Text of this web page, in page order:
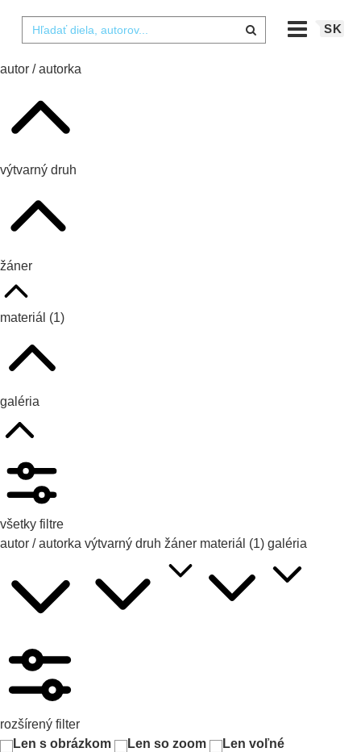
SK
autor / autorka
výtvarný druh
žáner
materiál (1)
galéria
všetky filtre
autor / autorka výtvarný druh žáner materiál (1) galéria
rozšírený filter
Len s obrázkom
Len so zoom
Len voľné